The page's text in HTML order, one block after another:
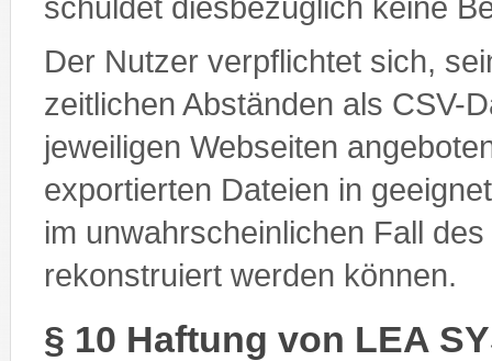
Der Nutzer verpflichtet sich,
zeitlichen Abständen als CSV-
jeweiligen Webseiten
exportierten Dateien in
im unwahrscheinlichen Fall
rekonstruiert werden können.
§ 10 Haftung von LEA